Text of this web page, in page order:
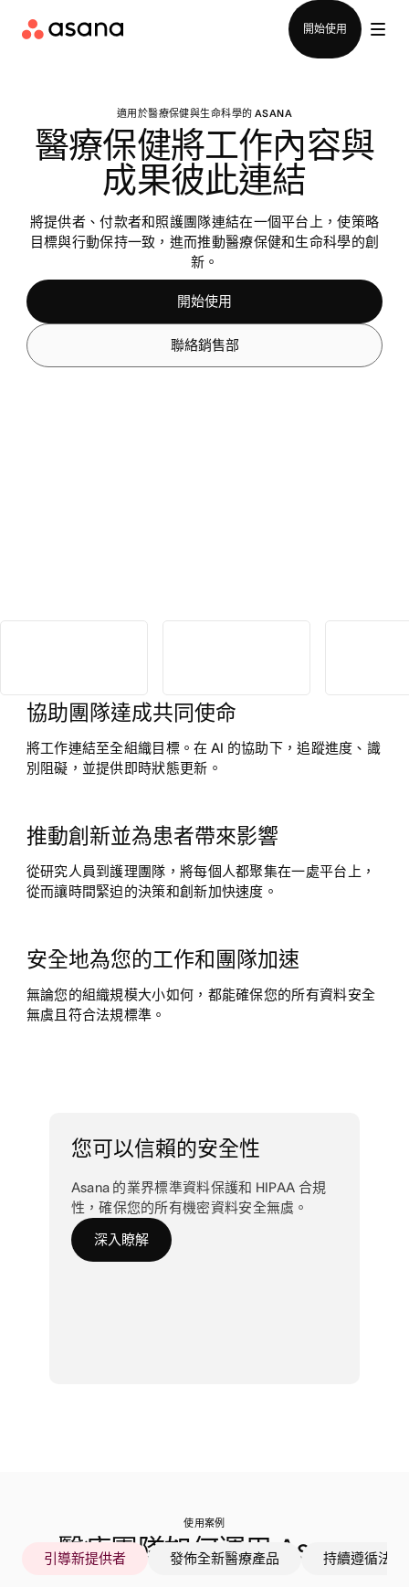
開始使用
適用於醫療保健與生命科學的 ASANA
醫療保健將工作內容與
成果彼此連結
將提供者、付款者和照護團隊連結在一個平台上，使策略
目標與行動保持一致，進而推動醫療保健和生命科學的創
新。
開始使用
聯絡銷售部
協助團隊達成共同使命
將工作連結至全組織目標。在 AI 的協助下，追蹤進度、識
別阻礙，並提供即時狀態更新。
推動創新並為患者帶來影響
從研究人員到護理團隊，將每個人都聚集在一處平台上，
從而讓時間緊迫的決策和創新加快速度。
安全地為您的工作和團隊加速
無論您的組織規模大小如何，都能確保您的所有資料安全
無虞且符合法規標準。
您可以信賴的安全性
Asana 的業界標準資料保護和 HIPAA 合規
性，確保您的所有機密資料安全無虞。
深入瞭解
使用案例
醫療團隊如何運用 Asana
引導新提供者 發佈全新醫療產品 持續遵循法規